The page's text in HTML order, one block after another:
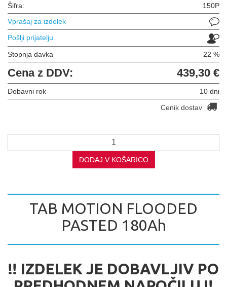
Šifra:
150P
Vprašaj za izdelek
Pošlji prijatelju
Stopnja davka 22 %
Cena z DDV: 439,30 €
Dobavni rok
10 dni
Cenik dostav
DODAJ V KOŠARICO
TAB MOTION FLOODED
PASTED 180Ah
!! IZDELEK JE DOBAVLJIV PO